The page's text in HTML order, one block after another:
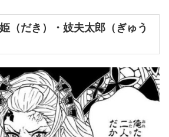
（だき）・妓夫太郎（ぎゅう